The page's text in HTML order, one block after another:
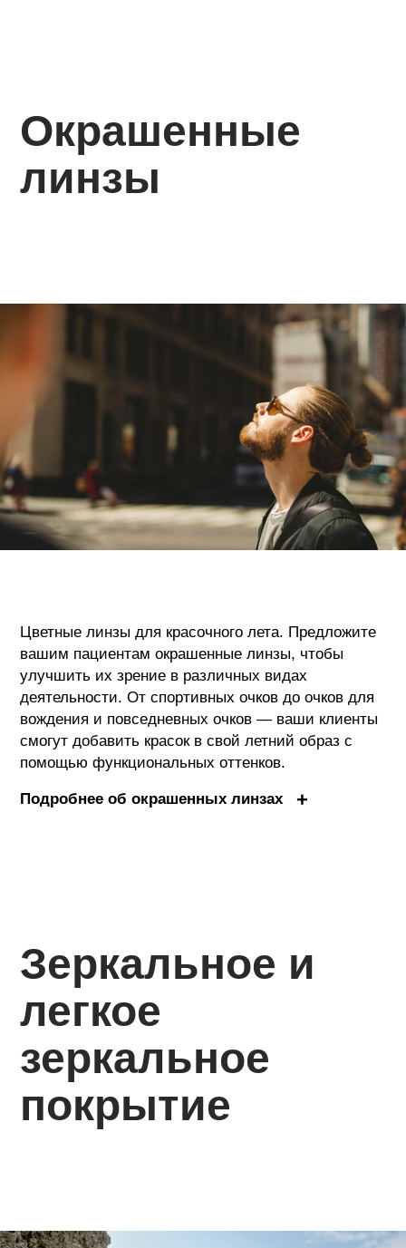
Окрашенные
линзы
Цветные линзы для красочного лета. Предложите
вашим пациентам окрашенные линзы, чтобы
улучшить их зрение в различных видах
деятельности. От спортивных очков до очков для
вождения и повседневных очков — ваши клиенты
смогут добавить красок в свой летний образ с
помощью функциональных оттенков.
Подробнее об окрашенных линзах
Зеркальное и
легкое
зеркальное
покрытие